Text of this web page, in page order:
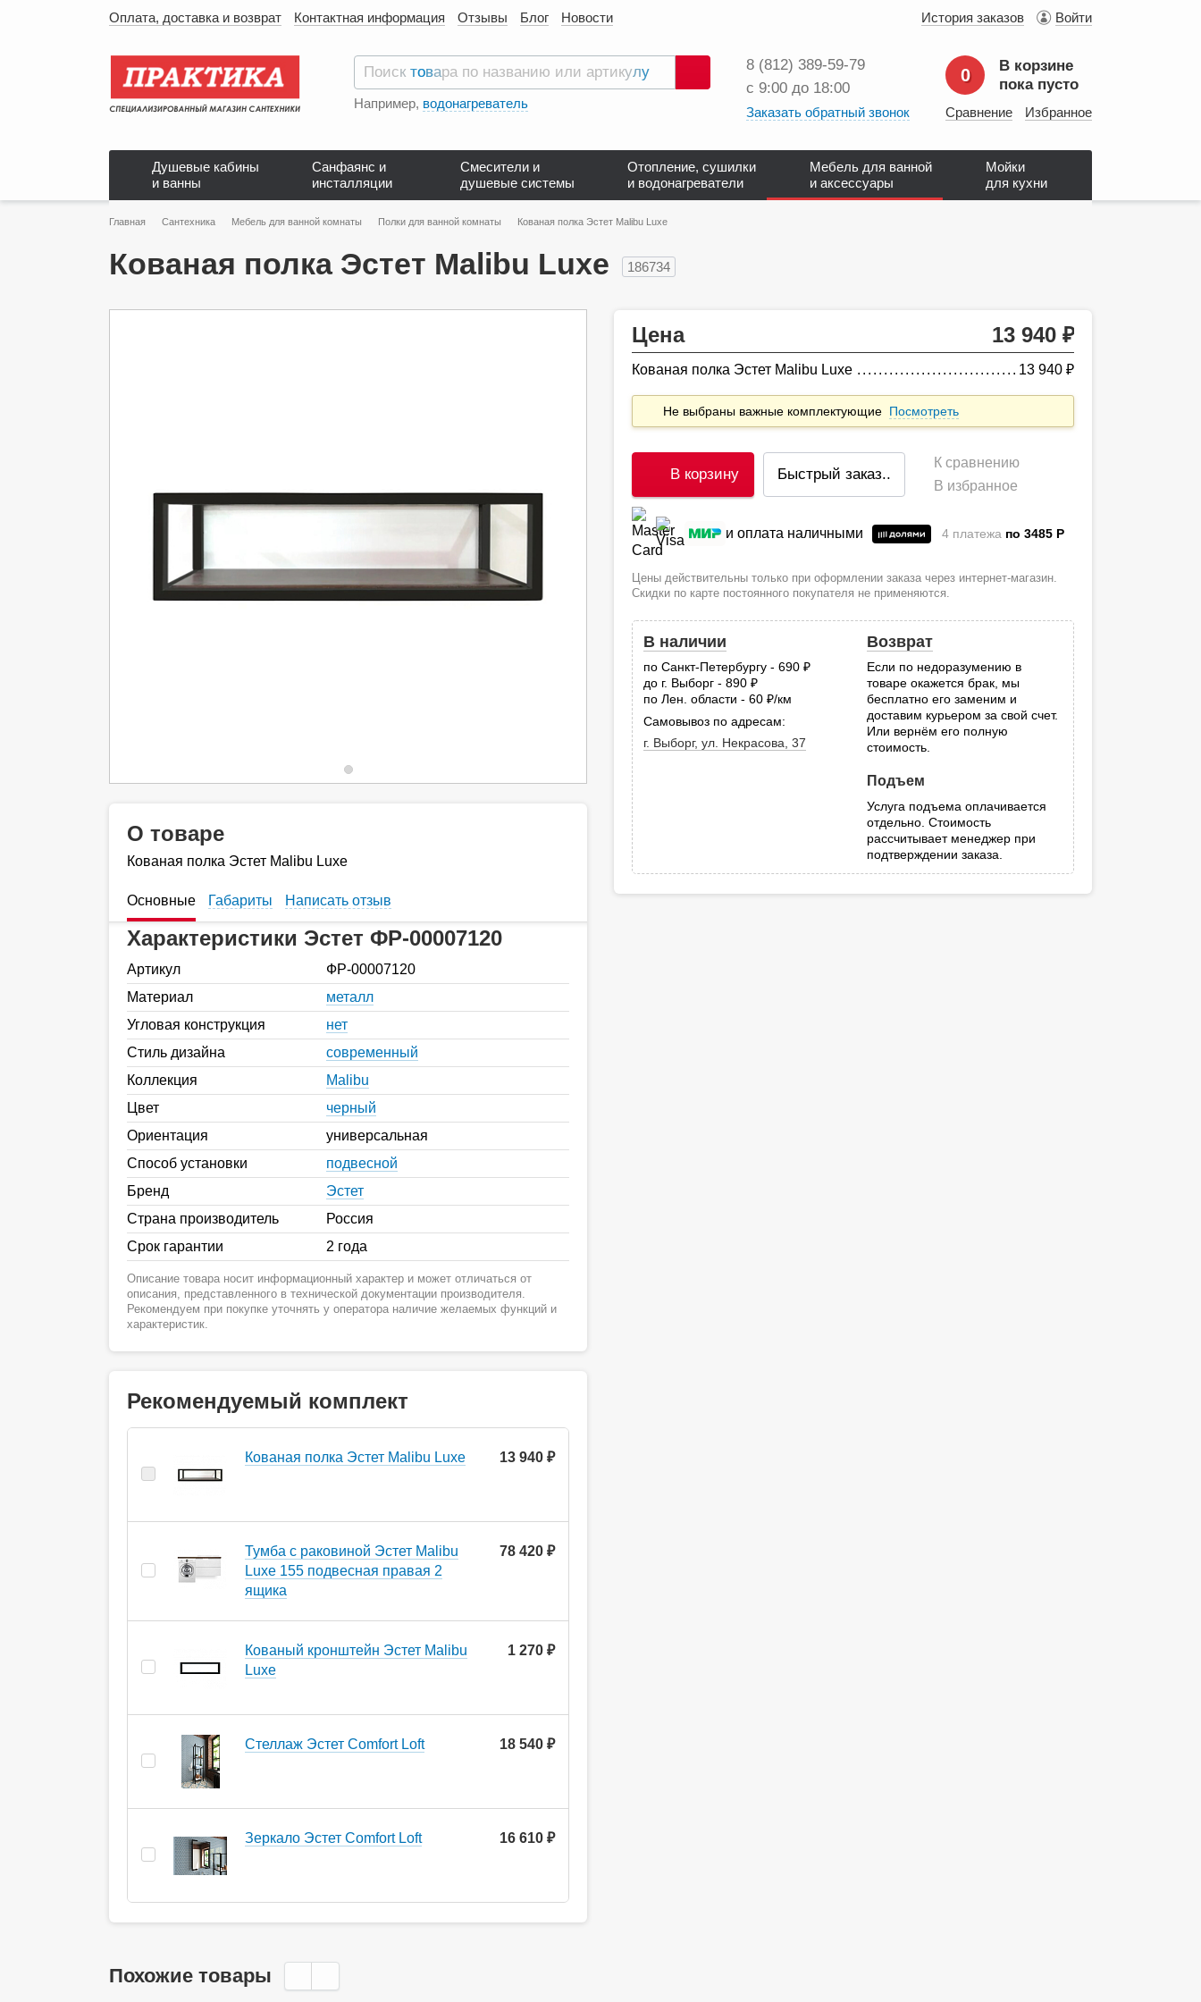
Оплата, доставка и возврат Контактная информация Отзывы Блог Новости История заказов Войти
Поиск
Например, водонагреватель
8 (812) 389‑59‑79
с 9:00 до 18:00
Заказать обратный звонок
0
В корзине
пока пусто
Сравнение Избранное
Душевые кабины
и ванны
Санфаянс и
инсталляции
Смесители и
душевые системы
Отопление, сушилки
и водонагреватели
Мебель для ванной
и аксессуары
Мойки
для кухни
Главная Сантехника Мебель для ванной комнаты Полки для ванной комнаты Кованая полка Эстет Malibu Luxe
Кованая полка Эстет Malibu Luxe 186734
Цена 13 940
Кованая полка Эстет Malibu Luxe 13 940
Не выбраны важные комплектующие Посмотреть
В корзину Быстрый заказ..
К сравнению
В избранное
и оплата наличными 4 платежа по 3485 P
Цены действительны только при оформлении заказа через интернет-магазин.
Скидки по карте постоянного покупателя не применяются.
В наличии
по Санкт-Петербургу - 690
до г. Выборг - 890
по Лен. области - 60
руб.
/км
Самовывоз по адресам:
г. Выборг, ул. Некрасова, 37
Возврат
Если по недоразумению в
товаре окажется брак, мы
бесплатно его заменим и
доставим курьером за свой счет.
Или вернём его полную
стоимость.
Подъем
Услуга подъема оплачивается
отдельно. Стоимость
рассчитывает менеджер при
подтверждении заказа.
О товаре
Кованая полка Эстет Malibu Luxe
Основные Габариты Написать отзыв
Характеристики Эстет ФР-00007120
Артикул
ФР-00007120
Материал
металл
Угловая конструкция
нет
Стиль дизайна
современный
Коллекция
Malibu
Цвет
черный
Ориентация
универсальная
Способ установки
подвесной
Бренд
Эстет
Страна производитель
Россия
Срок гарантии
2 года
Описание товара носит информационный характер и может отличаться от
описания, представленного в технической документации производителя.
Рекомендуем при покупке уточнять у оператора наличие желаемых функций и
характеристик.
Рекомендуемый комплект
Кованая полка Эстет Malibu Luxe 13 940 ₽
Тумба с раковиной Эстет Malibu
Luxe 155 подвесная правая 2
ящика
78 420 ₽
Кованый кронштейн Эстет Malibu
Luxe
1 270 ₽
Стеллаж Эстет Comfort Loft 18 540 ₽
Зеркало Эстет Comfort Loft 16 610 ₽
Похожие товары